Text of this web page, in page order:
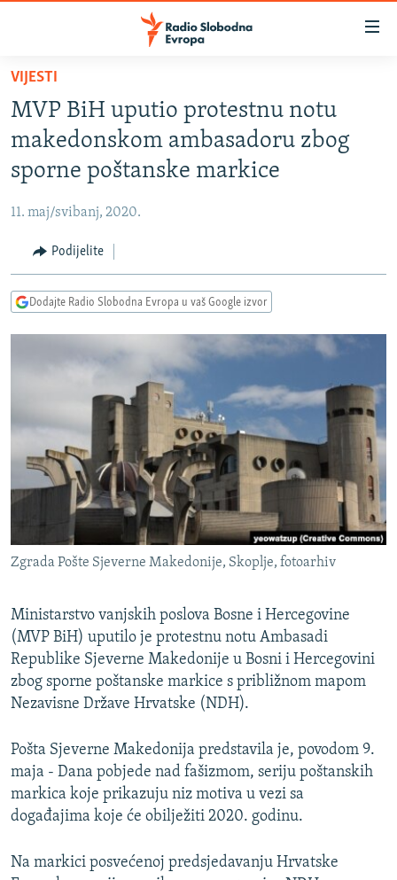
Pređite
glavni
sadržaj
na
glavnu
navigaciju
Pređite
na
pretragu
BOSNA I HERCEGOVINA
CRNA GORA
VIZUELNO
RAT U UKRAJINI
KINA NA BALKANU
RSE PRIČE IZ SVIJETA
DNEVNO@RSE
SPECIJALI RSE
VIŠE OD NASLOVA
GENOCID U SREBRENICI
POPLAVE I KLIZIŠTA U BIH 2024.
TV LIBERTY
POST SCRIPTUM
MOJA EVROPA
TRI DECENIJE OD RATA U BIH
NASTANAK I RASPAD JUGOSLAVIJE
PRATITE NAS
Sve RFE/RL stranice
VIJESTI
MVP BiH uputio protestnu notu
makedonskom ambasadoru zbog
sporne poštanske markice
11. maj/svibanj, 2020.
Podijelite
Dodajte Radio Slobodna Evropa u vaš Google izvor
Zgrada Pošte Sjeverne Makedonije, Skoplje, fotoarhiv
Ministarstvo vanjskih poslova Bosne i Hercegovine
(MVP BiH) uputilo je protestnu notu Ambasadi
Republike Sjeverne Makedonije u Bosni i Hercegovini
zbog sporne poštanske markice s približnom mapom
Nezavisne Države Hrvatske (NDH).
Pošta Sjeverne Makedonija predstavila je, povodom 9.
maja - Dana pobjede nad fašizmom, seriju poštanskih
markica koje prikazuju niz motiva u vezi sa
događajima koje će obilježiti 2020. godinu.
Na markici posvećenoj predsjedavanju Hrvatske